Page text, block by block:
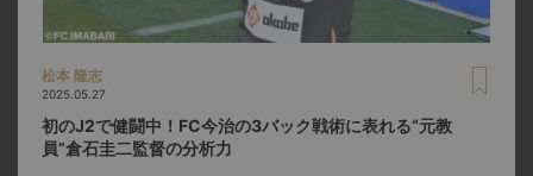
松本 隆志
2025.05.27
初のJ2で健闘中！FC今治の3バック戦術に表れる“元教
員”倉石圭二監督の分析力